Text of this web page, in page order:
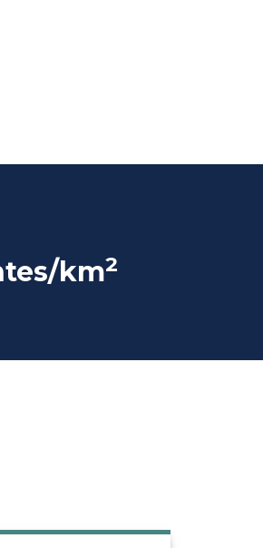
km2